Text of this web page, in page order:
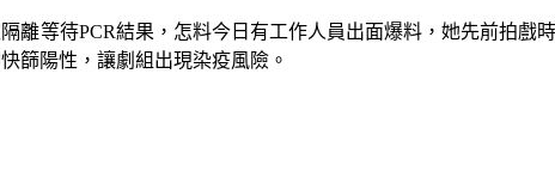
等待PCR結果，怎料今日有工作人員出面爆料，她先前拍戲
篩陽性，讓劇組出現染疫風險。